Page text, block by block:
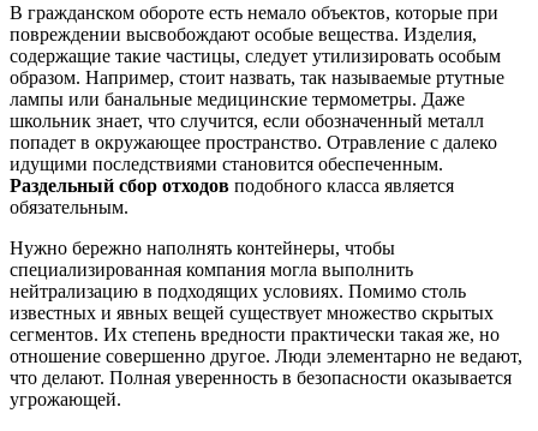
В гражданском обороте есть немало объектов, которые при
повреждении высвобождают особые вещества. Изделия,
содержащие такие частицы, следует утилизировать особым
образом. Например, стоит назвать, так называемые ртутные
лампы или банальные медицинские термометры. Даже
школьник знает, что случится, если обозначенный металл
попадет в окружающее пространство. Отравление с далеко
идущими последствиями становится обеспеченным.
Раздельный сбор отходов подобного класса является
обязательным.
Нужно бережно наполнять контейнеры, чтобы
специализированная компания могла выполнить
нейтрализацию в подходящих условиях. Помимо столь
известных и явных вещей существует множество скрытых
сегментов. Их степень вредности практически такая же, но
отношение совершенно другое. Люди элементарно не ведают,
что делают. Полная уверенность в безопасности оказывается
угрожающей.